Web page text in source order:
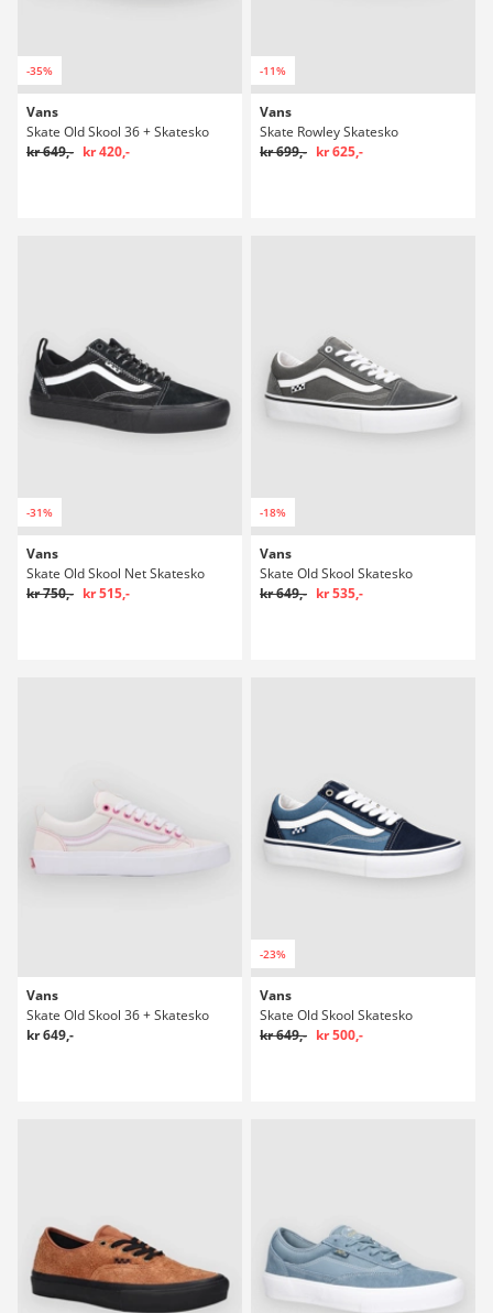
-35%
Vans
Skate Old Skool 36 + Skatesko
kr 649,- kr 420,-
-11%
Vans
Skate Rowley Skatesko
kr 699,- kr 625,-
-31%
Vans
Skate Old Skool Net Skatesko
kr 750,- kr 515,-
-18%
Vans
Skate Old Skool Skatesko
kr 649,- kr 535,-
Vans
Skate Old Skool 36 + Skatesko
kr 649,-
-23%
Vans
Skate Old Skool Skatesko
kr 649,- kr 500,-